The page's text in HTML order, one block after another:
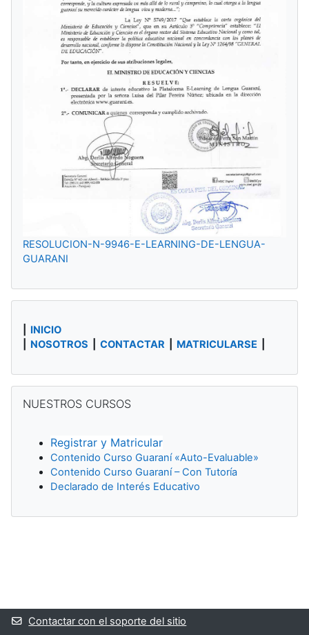
RESOLUCION-N-9946-E-LEARNING-DE-LENGUA-
GUARANI
INICIO
NOSOTROS CONTACTAR MATRICULARSE
NUESTROS CURSOS
Registrar y Matricular
Contenido Curso Guaraní «Auto-Evaluable»
Contenido Curso Guaraní – Con Tutoría
Declarado de Interés Educativo
Contactar con el soporte del sitio